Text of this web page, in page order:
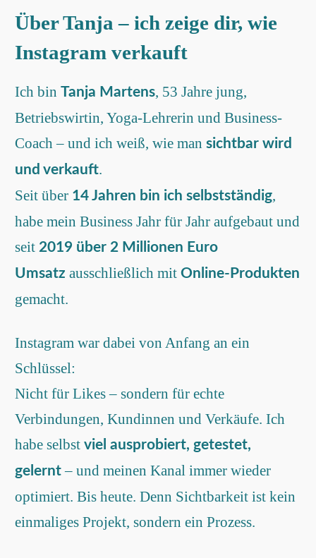
Über Tanja – ich zeige dir, wie
Instagram verkauft
Ich bin Tanja Martens, 53 Jahre jung,
Betriebswirtin, Yoga-Lehrerin und Business-
Coach – und ich weiß, wie man sichtbar wird
und verkauft.
Seit über 14 Jahren bin ich selbstständig,
habe mein Business Jahr für Jahr aufgebaut und
seit 2019 über 2 Millionen Euro
Umsatz ausschließlich mit Online-Produkten
gemacht.
Instagram war dabei von Anfang an ein
Schlüssel:
Nicht für Likes – sondern für echte
Verbindungen, Kundinnen und Verkäufe. Ich
habe selbst viel ausprobiert, getestet,
gelernt– und meinen Kanal immer wieder
optimiert. Bis heute. Denn Sichtbarkeit ist kein
einmaliges Projekt, sondern ein Prozess.